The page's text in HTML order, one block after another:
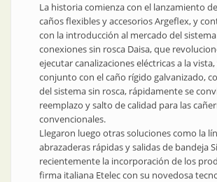
La historia comienza con el lanzamiento
caños flexibles y accesorios Argeflex, y
con la introducción al mercado del
conexiones sin rosca Daisa, que
ejecutar canalizaciones eléctricas a la
conjunto con el caño rígido galvanizado,
del sistema sin rosca, rápidamente se
reemplazo y salto de calidad para las
convencionales.
Llegaron luego otras soluciones como la
abrazaderas rápidas y salidas de bandeja
recientemente la incorporación de los
firma italiana Etelec con su novedosa